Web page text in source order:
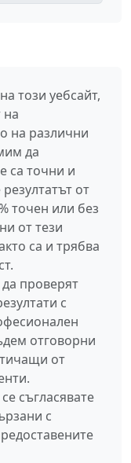
този уебсайт,
на
на различни
да
са точни и
от
точен или без
от тези
са и трябва
проверят
с
отговорни
от
съгласявате
с